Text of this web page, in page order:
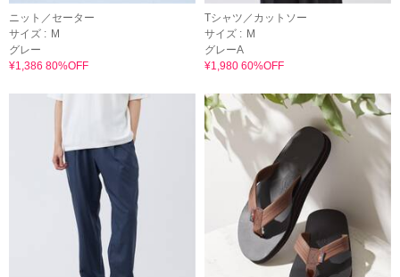
ニット／セーター
サイズ : M
グレー
¥1,386 80%OFF
Tシャツ／カットソー
サイズ : M
グレーA
¥1,980 60%OFF